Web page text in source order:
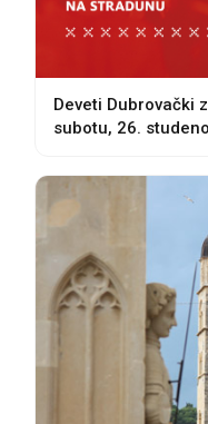
Deveti Dubrovački
subotu, 26.